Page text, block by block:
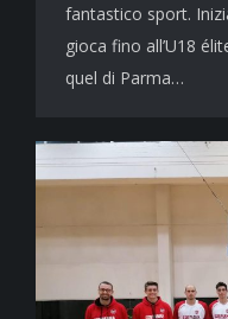
fantastico sport.
gioca fino all’U18
quel di Parma…